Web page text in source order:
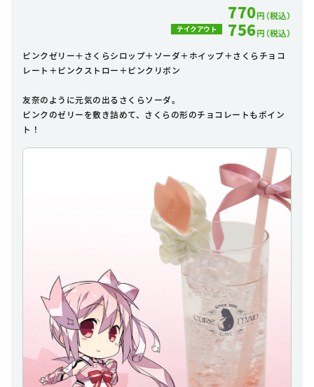
770円（税込）
テイクアウト 756円（税込）
ピンクゼリー＋さくらシロップ＋ソーダ＋ホイップ＋さくらチョコ
レート＋ピンクストロー＋ピンクリボン
友奈のように元気の出るさくらソーダ。
ピンクのゼリーを敷き詰めて、さくらの形のチョコレートもポイン
ト！